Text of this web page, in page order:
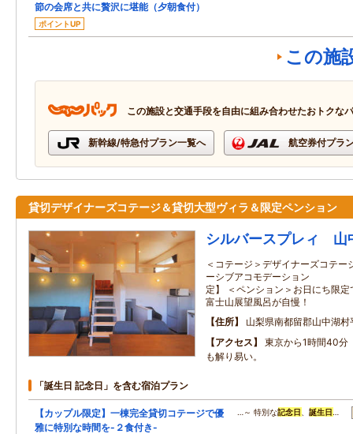
節の会席と共に贅沢に堪能（夕朝食付）
ポイントUP
この施
この施設と交通手段を自由に組み合わせたおトクな
新幹線/特急付プラン一覧へ 航空券付プラ
貸切デザイナーズコテージ＆貸切大型ヴィラ＆限定ペンション
シルバースプレィ 山
＜コテージ＞デザイナーズコテー
ーシブアコモデーション
定】 ＜ペンション＞お日にち限
富士山展望風呂が自慢！
住所
山梨県南都留郡山中湖
アクセス
東京から1時間40
も解り易い。
「誕生日 記念日」を含む宿泊プラン
【カップル限定】一棟完全貸切コテージで優
雅に特別な時間を-２食付き-
…～ 特別な記念日 、誕生日 …